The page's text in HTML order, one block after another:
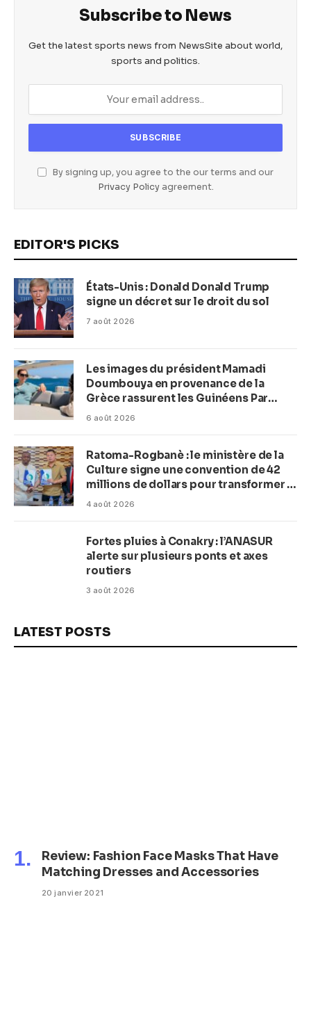
Subscribe to News
Get the latest sports news from NewsSite about world,
sports and politics.
By signing up, you agree to the our terms and our
Privacy Policyagreement.
EDITOR'S PICKS
États-Unis : Donald Donald Trump
signe un décret sur le droit du sol
7 août 2026
Les images du président Mamadi
Doumbouya en provenance de la
Grèce rassurent les Guinéens Par
(Macka Baldé)
6 août 2026
Ratoma-Rogbanè : le ministère de la
Culture signe une convention de 42
millions de dollars pour transformer la
plage en complexe balnéaire
4 août 2026
Fortes pluies à Conakry : l’ANASUR
alerte sur plusieurs ponts et axes
routiers
3 août 2026
LATEST POSTS
Review: Fashion Face Masks That Have
Matching Dresses and Accessories
20 janvier 2021